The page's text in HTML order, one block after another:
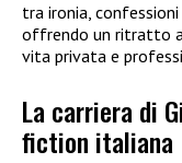
tra ironia,
offrendo un ritratto
vita privata e
La carriera di
fiction italiana